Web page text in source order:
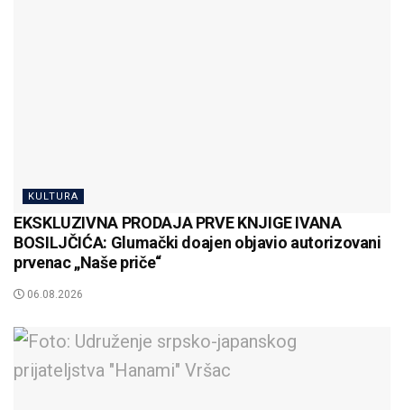
KULTURA
EKSKLUZIVNA PRODAJA PRVE KNJIGE IVANA
BOSILJČIĆA: Glumački doajen objavio autorizovani
prvenac „Naše priče“
06.08.2026